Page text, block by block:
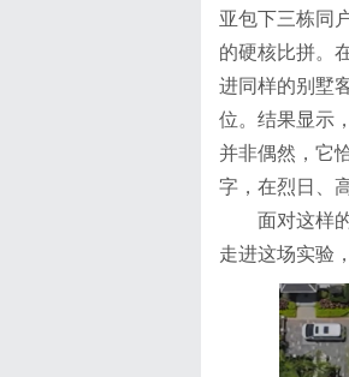
亚包下三栋同
的硬核比拼。
进同样的别墅
位。结果显示，
并非偶然，它
字，在烈日、
面对这样
走进这场实验